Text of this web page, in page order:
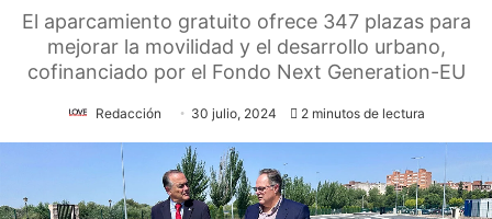
El aparcamiento gratuito ofrece 347 plazas para
mejorar la movilidad y el desarrollo urbano,
cofinanciado por el Fondo Next Generation-EU
Redacción 30 julio, 2024 2 minutos de lectura